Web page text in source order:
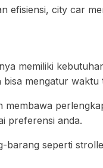
efisiensi, city car
memiliki
mengatur waktu
preferensi anda.
seperti